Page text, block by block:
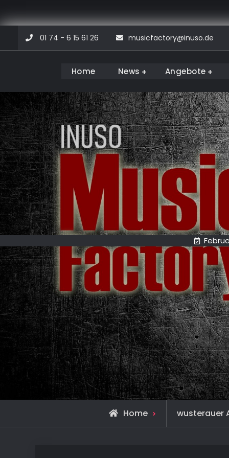
content
01 74 - 6 15 61 26 musicfactory@inuso.de
Musicfactory
Home News Angebote
Home wusterauer